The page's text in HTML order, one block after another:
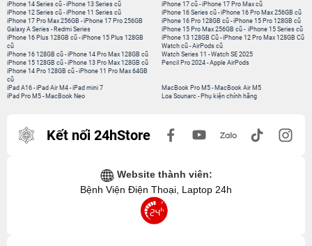
iPhone 14 Series cũ -iPhone 13 Series cũ
iPhone 12 Series cũ -iPhone 11 Series cũ
iPhone 17 Pro Max 256GB -iPhone 17 Pro 256GB
Galaxy A Series - Redmi Series
iPhone 17 cũ-iPhone 17 Pro Max cũ
iPhone 16 Series cũ- iPhone 16 Pro Max 256GB cũ
iPhone 16 Pro 128GB cũ-iPhone 15 Pro 128GB cũ
iPhone 15 Pro Max 256GB cũ- iPhone 15 Series cũ
iPhone 16 Plus 128GB cũ -iPhone 15 Plus 128GB
cũ
iPhone 16 128GB cũ -iPhone 14 Pro Max 128GB cũ
iPhone 15 128GB cũ -iPhone 13 Pro Max 128GB cũ
iPhone 14 Pro 128GB cũ -iPhone 11 Pro Max 64GB
cũ
iPhone 13 128GB Cũ-iPhone 12 Pro Max 128GB Cũ
Watch cũ-AirPods cũ
Watch Series 11 -Watch SE 2025
Pencil Pro 2024-Apple AirPods
iPad A16 -iPad Air M4 -iPad mini 7
iPad Pro M5 - MacBook Neo
MacBook Pro M5- MacBook Air M5
Loa Sounarc- Phụ kiện chính hãng
Kết nối 24hStore
Website thành viên:
Bệnh Viện Điện Thoại, Laptop 24h